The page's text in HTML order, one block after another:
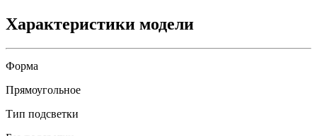
Характеристики модели
Форма
Прямоугольное
Тип подсветки